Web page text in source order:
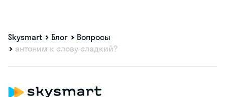
Skysmart Блог
Вопросы
антоним к слову сладкий?